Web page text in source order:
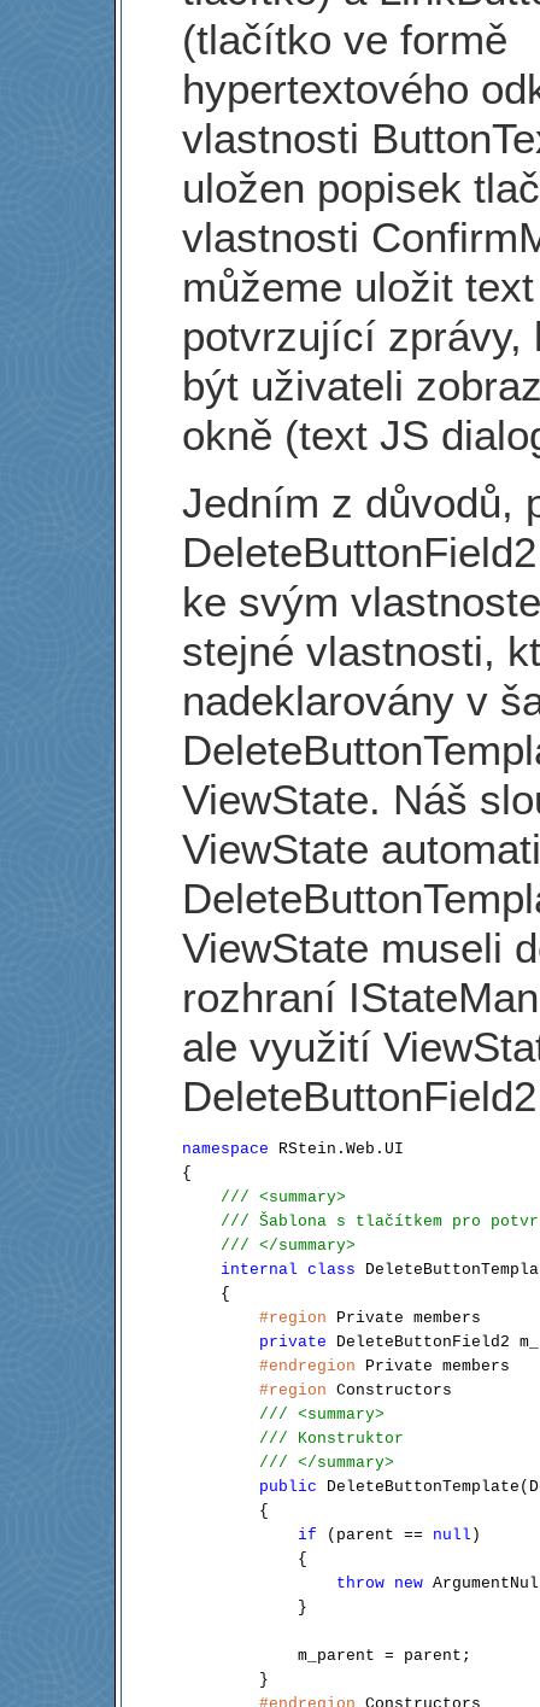
(tlačítko ve formě
hypertextového
vlastnosti
uložen popisek
vlastnosti
můžeme uložit text
potvrzující zprávy,
být uživateli
okně (text JS
Jedním z důvodů,
ke svým
stejné vlastnosti,
nadeklarovány v
ViewState. Náš
ViewState
ViewState museli
rozhraní
ale využití
namespace RStein.Web.UI
{
/// <summary>
/// Šablona s tlačítkem pro
/// </summary>
internal class
    {
#region Private members
private DeleteButtonField2
#endregion Private members
#region Constructors
/// <summary>
/// Konstruktor
/// </summary>
public
        {
if (parent == null )
            {
throw new
            }
            m_parent = parent;
        }